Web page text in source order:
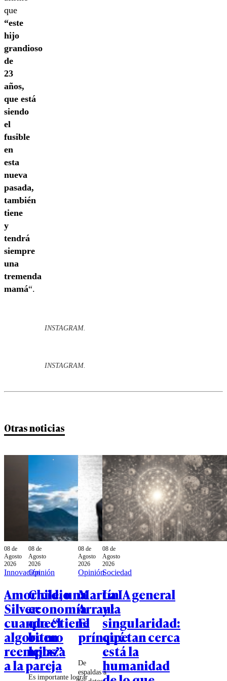
que
“este
hijo
grandioso
de
23
años,
que está
siendo
el
fusible
en
esta
nueva
pasada,
también
tiene
y
tendrá
siempre
una
tremenda
mamá“.
INSTAGRAM.
INSTAGRAM.
Otras noticias
08 de
Agosto
2026
Innovación
Amoricidio
Silver:
cuando el
algoritmo
reemplaza
a la pareja
08 de
Agosto
2026
Opinión
Chile, una
economía
que “tiene
buen
lejos”
Es importante lograr
08 de
Agosto
2026
Opinión
Martín
Arrau:
El
príncipe
De
espaldas a
08 de
Agosto
2026
Sociedad
La IA general
y la
singularidad:
qué tan cerca
está la
humanidad